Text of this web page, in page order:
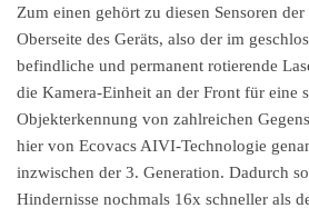
Zum einen gehört zu diesen Sensoren
Oberseite des Geräts, also der im
befindliche und permanent rotierende
die Kamera-Einheit an der Front für eine
Objekterkennung von zahlreichen
hier von Ecovacs AIVI-Technologie
inzwischen der 3. Generation. Dadurch
Hindernisse nochmals 16x schneller als